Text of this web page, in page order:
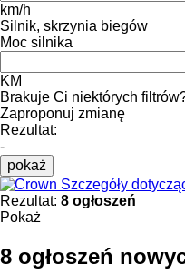
km/h
Silnik, skrzynia biegów
Moc silnika
KM
Brakuje Ci niektórych
Zaproponuj zmianę
Rezultat:
-
pokaż
Szczegóły
Rezultat: 8 ogłoszeń
Pokaż
8 ogłoszeń